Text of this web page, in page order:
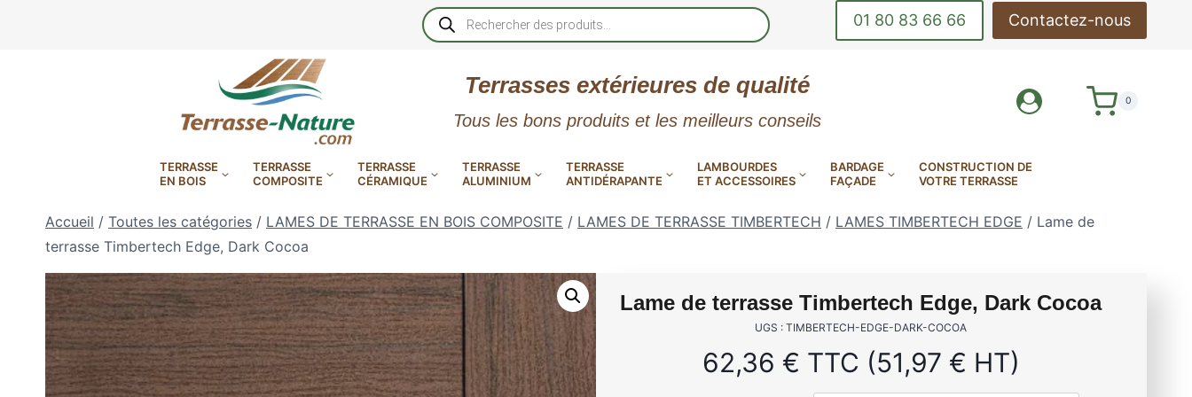
Recherche
de
produits
01 80 83 66 66 Contactez-nous
Terrasses extérieures de qualité
Tous les bons produits et les meilleurs conseils
0
TERRASSE
EN BOIS
LAMES DE TERRASSE
EN BOIS EXOTIQUE
LAMES DE TERRASSE
EN KEBONY
TERRASSE
COMPOSITE
LAMES DE TERRASSE EN
BOIS COMPOSITE TIMBERTECH
LAMES DE TERRASSE EN
RÉSINE MINÉRALE MILLBOARD
TERRASSE
CÉRAMIQUE
LAMES DE TERRASSE
DURA EN CERAMIQUE
TERRASSE
ALUMINIUM
TERRASSE
ANTIDÉRAPANTE
BANDES ANTIDÉRAPANTES
POUR TERRASSE EN BOIS
LAMES DE TERRASSE
ANTIDÉRAPANTES
LAMBOURDES
ET ACCESSOIRES
LAMBOURDES, VIS
BANDES BITUMES
PLOTS EN PVC
RÉGLABLES
CALES RÉGLABLES
POUR TERRASSE
GARDE-CORPS
OUTILS DE POSE
DE TERRASSE
BARDAGE
FAÇADE
LAMES DE BARDAGE
XTRACLAD À CLAIRE VOIE
LAMES DE BARDAGE
XTRACLAD « CLIN »
LAMES DE BARDAGE
CONSTRUCTION DE
VOTRE TERRASSE
Accueil / Toutes les catégories / LAMES DE TERRASSE EN BOIS COMPOSITE / LAMES DE TERRASSE TIMBERTECH / LAMES TIMBERTECH EDGE / Lame de
terrasse Timbertech Edge, Dark Cocoa
Lame de terrasse Timbertech Edge, Dark Cocoa
UGS : TIMBERTECH-EDGE-DARK-COCOA
62,36 € TTC (51,97 € HT)